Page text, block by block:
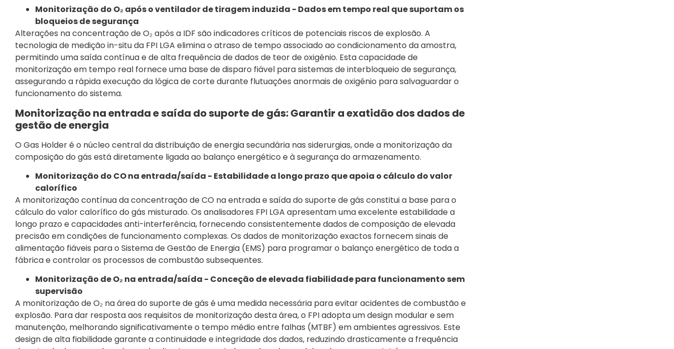
Monitorização do O₂ após o ventilador de tiragem induzida - Dados em tempo real que suportam os
bloqueios de segurança
Alterações na concentração de O₂ após a IDF são indicadores críticos de potenciais riscos de explosão. A
tecnologia de medição in-situ da FPI LGA elimina o atraso de tempo associado ao condicionamento da amostra,
permitindo uma saída contínua e de alta frequência de dados de teor de oxigénio. Esta capacidade de
monitorização em tempo real fornece uma base de disparo fiável para sistemas de interbloqueio de segurança,
assegurando a rápida execução da lógica de corte durante flutuações anormais de oxigénio para salvaguardar o
funcionamento do sistema.
Monitorização na entrada e saída do suporte de gás: Garantir a exatidão dos dados de
gestão de energia
O Gas Holder é o núcleo central da distribuição de energia secundária nas siderurgias, onde a monitorização da
composição do gás está diretamente ligada ao balanço energético e à segurança do armazenamento.
Monitorização do CO na entrada/saída - Estabilidade a longo prazo que apoia o cálculo do valor
calorífico
A monitorização contínua da concentração de CO na entrada e saída do suporte de gás constitui a base para o
cálculo do valor calorífico do gás misturado. Os analisadores FPI LGA apresentam uma excelente estabilidade a
longo prazo e capacidades anti-interferência, fornecendo consistentemente dados de composição de elevada
precisão em condições de funcionamento complexas. Os dados de monitorização exactos fornecem sinais de
alimentação fiáveis para o Sistema de Gestão de Energia (EMS) para programar o balanço energético de toda a
fábrica e controlar os processos de combustão subsequentes.
Monitorização de O₂ na entrada/saída - Conceção de elevada fiabilidade para funcionamento sem
supervisão
A monitorização de O₂ na área do suporte de gás é uma medida necessária para evitar acidentes de combustão e
explosão. Para dar resposta aos requisitos de monitorização desta área, o FPI adopta um design modular e sem
manutenção, melhorando significativamente o tempo médio entre falhas (MTBF) em ambientes agressivos. Este
design de alta fiabilidade garante a continuidade e integridade dos dados, reduzindo drasticamente a frequência